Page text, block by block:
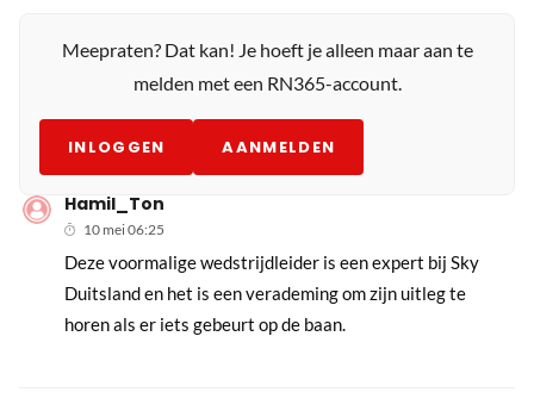
Meepraten? Dat kan! Je hoeft je alleen maar aan te
melden met een RN365-account.
INLOGGEN AANMELDEN
Hamil_Ton
10 mei 06:25
Deze voormalige wedstrijdleider is een expert bij Sky
Duitsland en het is een verademing om zijn uitleg te
horen als er iets gebeurt op de baan.